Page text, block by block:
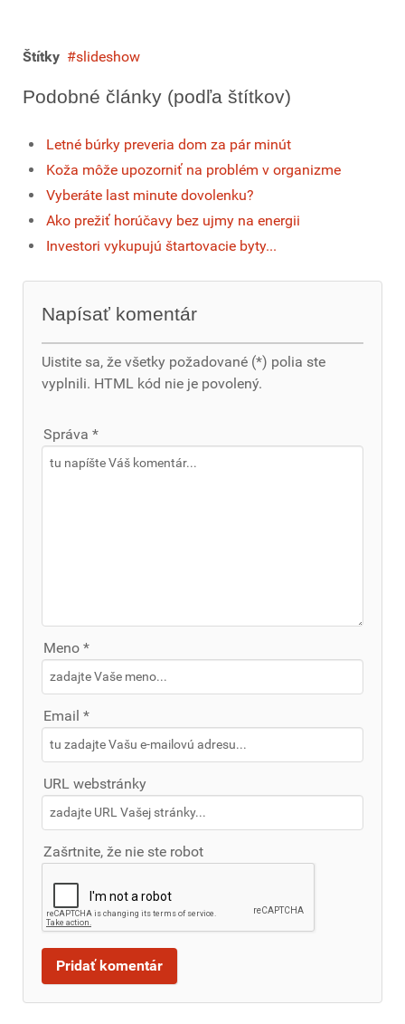
Štítky slideshow
Podobné články (podľa štítkov)
Letné búrky preveria dom za pár minút
Koža môže upozorniť na problém v organizme
Vyberáte last minute dovolenku?
Ako prežiť horúčavy bez ujmy na energii
Investori vykupujú štartovacie byty...
Napísať komentár
Uistite sa, že všetky požadované (*) polia ste
vyplnili. HTML kód nie je povolený.
Správa *
Meno *
Email *
URL webstránky
Zašrtnite, že nie ste robot